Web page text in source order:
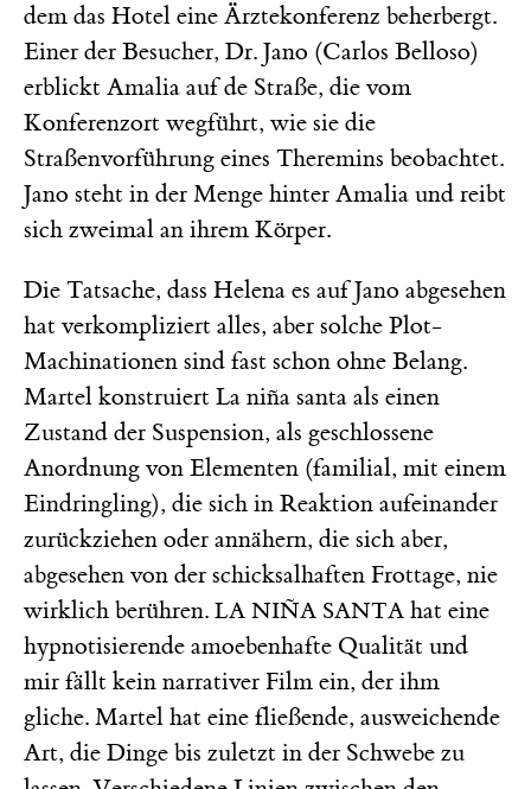
dem das Hotel eine Ärztekonferenz beherbergt.
Einer der Besucher, Dr. Jano (Carlos Belloso)
erblickt Amalia auf de Straße, die vom
Konferenzort wegführt, wie sie die
Straßenvorführung eines Theremins beobachtet.
Jano steht in der Menge hinter Amalia und reibt
sich zweimal an ihrem Körper.
Die Tatsache, dass Helena es auf Jano abgesehen
hat verkompliziert alles, aber solche Plot-
Machinationen sind fast schon ohne Belang.
Martel konstruiert La niña santa als einen
Zustand der Suspension, als geschlossene
Anordnung von Elementen (familial, mit einem
Eindringling), die sich in Reaktion aufeinander
zurückziehen oder annähern, die sich aber,
abgesehen von der schicksalhaften Frottage, nie
wirklich berühren. LA NIÑA SANTA hat eine
hypnotisierende amoebenhafte Qualität und
mir fällt kein narrativer Film ein, der ihm
gliche. Martel hat eine fließende, ausweichende
Art, die Dinge bis zuletzt in der Schwebe zu